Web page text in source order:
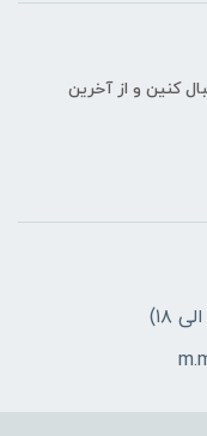
کنین و از آخرین